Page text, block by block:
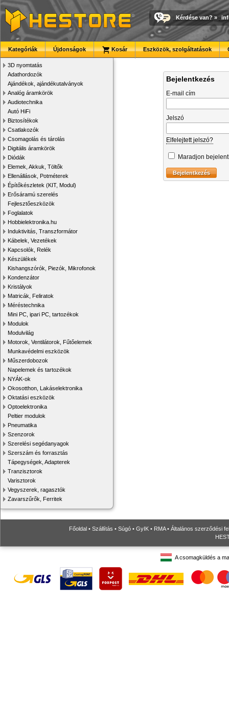
Kérdése van? »
Kategóriák Újdonságok Kosár Eszközök, szolgáltatások
3D nyomtatás
Adathordozók
Ajándékok, ajándékutalványok
Analóg áramkörök
Audiotechnika
Autó HiFi
Biztosítékok
Csatlakozók
Csomagolás és tárolás
Digitális áramkörök
Diódák
Elemek, Akkuk, Töltők
Ellenállások, Potméterek
Építőkészletek (KIT, Modul)
Erősáramú szerelés
Fejlesztőeszközök
Foglalatok
Hobbielektronika.hu
Induktivitás, Transzformátor
Kábelek, Vezetékek
Kapcsolók, Relék
Készülékek
Kishangszórók, Piezók, Mikrofonok
Kondenzátor
Kristályok
Matricák, Feliratok
Méréstechnika
Mini PC, ipari PC, tartozékok
Modulok
Modulvilág
Motorok, Ventilátorok, Fűtőelemek
Munkavédelmi eszközök
Műszerdobozok
Napelemek és tartozékok
NYÁK-ok
Okosotthon, Lakáselektronika
Oktatási eszközök
Optoelektronika
Peltier modulok
Pneumatika
Szenzorok
Szerelési segédanyagok
Szerszám és forrasztás
Tápegységek, Adapterek
Tranzisztorok
Varisztorok
Vegyszerek, ragasztók
Zavarszűrők, Ferritek
Bejelentkezés
E-mail cím
Jelszó
Elfelejtett jelszó?
Maradjon
Főoldal • Szállítás • Súgó • GyIK • RMA• Általános szerződési
A csomagküldés a